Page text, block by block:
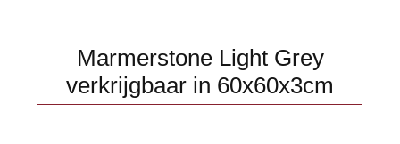
Marmerstone Light Grey
verkrijgbaar in 60x60x3cm